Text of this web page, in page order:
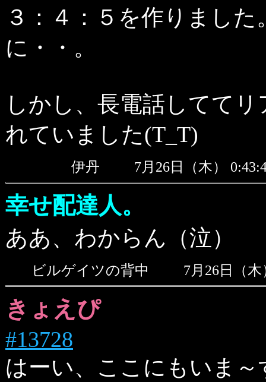
３：４：５を作りまし
に・・。
しかし、長電話してて
れていました(T_T)
伊丹 7月26日（木）
幸せ配達人。
ああ、わからん（泣）
ビルゲイツの背中 7月26日（
きょえぴ
#13728
はーい、ここにもいま～